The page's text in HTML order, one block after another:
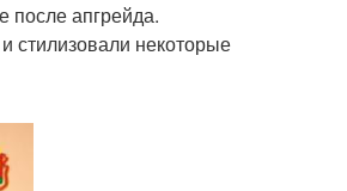
после апгрейда.
стилизовали некоторые